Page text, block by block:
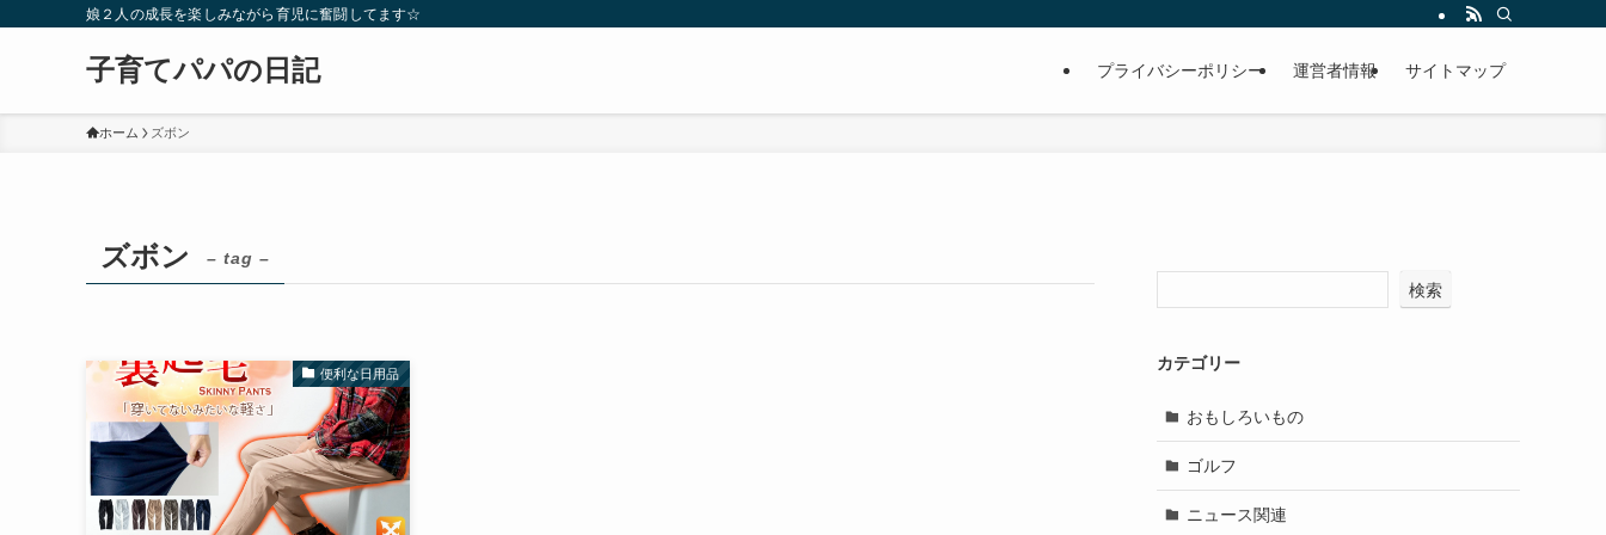
娘２人の成長を楽しみながら育児に奮闘してます☆
子育てパパの日記 プライバシーポリシー 運営者情報 サイトマップ
ホーム ズボン
ズボン – tag –
便利な日用品
検索
カテゴリー
おもしろいもの
ゴルフ
ニュース関連